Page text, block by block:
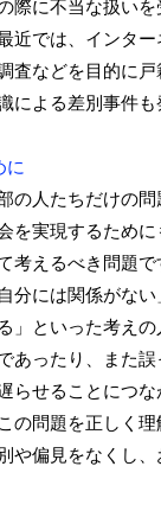
際に不当な扱いを
近では、インタ
査などを目的に
による差別事件も
に
の人たちだけの問
を実現するために
考えるべき問題で
分には関係がない
」といった考え
あったり、また誤
らせることにつな
の問題を正しく理
や偏見をなくし